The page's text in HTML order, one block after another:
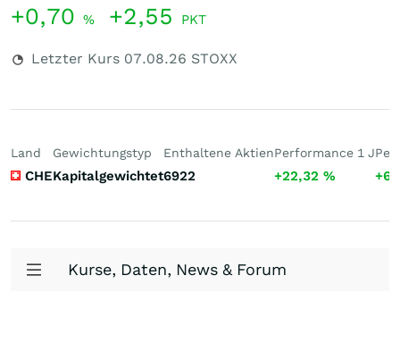
+0,70 % +2,55 PKT
Letzter Kurs 07.08.26 STOXX
Land
CHE
Gewichtungstyp
Kapitalgewichtet
Enthaltene Aktien
6922
Performance 1 J
+22,32 %
Kurse, Daten, News & Forum